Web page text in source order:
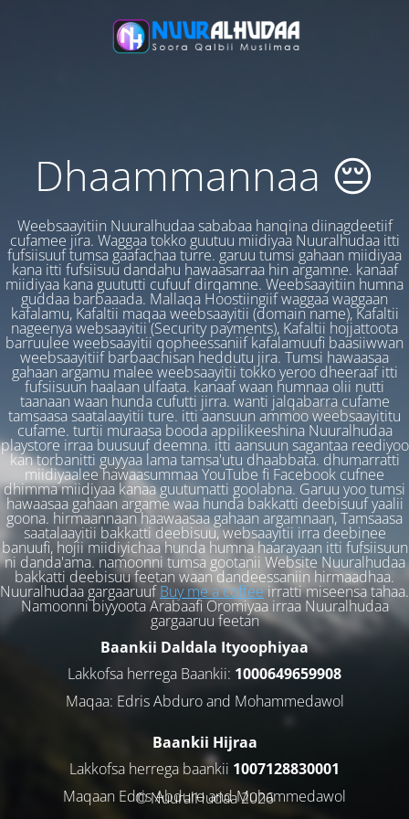
Dhaammannaa 😔
Weebsaayitiin Nuuralhudaa sababaa hanqina diinagdeetiif
cufamee jira. Waggaa tokko guutuu miidiyaa Nuuralhudaa itti
fufsiisuuf tumsa gaafachaa turre. garuu tumsi gahaan miidiyaa
kana itti fufsiisuu dandahu hawaasarraa hin argamne. kanaaf
miidiyaa kana guututti cufuuf dirqamne. Weebsaayitiin humna
guddaa barbaaada. Mallaqa Hoostiingiif waggaa waggaan
kafalamu, Kafaltii maqaa weebsaayitii (domain name), Kafaltii
nageenya websaayitii (Security payments), Kafaltii hojjattoota
barruulee weebsaayitii qopheessaniif kafalamuufi baasiiwwan
weebsaayitiif barbaachisan heddutu jira. Tumsi hawaasaa
gahaan argamu malee weebsaayitii tokko yeroo dheeraaf itti
fufsiisuun haalaan ulfaata. kanaaf waan humnaa olii nutti
taanaan waan hunda cufutti jirra. wanti jalqabarra cufame
tamsaasa saatalaayitii ture. itti aansuun ammoo weebsaayititu
cufame. turtii muraasa booda appilikeeshina Nuuralhudaa
playstore irraa buusuuf deemna. itti aansuun sagantaa reediyoo
kan torbanitti guyyaa lama tamsa'utu dhaabbata. dhumarratti
miidiyaalee hawaasummaa YouTube fi Facebook cufnee
dhimma miidiyaa kanaa guutumatti goolabna. Garuu yoo tumsi
hawaasaa gahaan argame waa hunda bakkatti deebisuuf yaalii
goona. hirmaannaan haawaasaa gahaan argamnaan, Tamsaasa
saatalaayitii bakkatti deebisuu, websaayitii irra deebinee
banuufi, hojii miidiyichaa hunda humna haarayaan itti fufsiisuun
ni danda'ama. namoonni tumsa gootanii Website Nuuralhudaa
bakkatti deebisuu feetan waan dandeessaniin hirmaadhaa.
Nuuralhudaa gargaaruufBuy me a coffeeirratti miseensa tahaa.
Namoonni biyyoota Arabaafi Oromiyaa irraa Nuuralhudaa
gargaaruu feetan
Baankii Daldala Ityoophiyaa
Lakkofsa herrega Baankii: 1000649659908
Maqaa: Edris Abduro and Mohammedawol
Baankii Hijraa
Lakkofsa herrega baankii 1007128830001
Maqaan Edris Abduro and Muhammedawol
© NuuralHudaa 2026